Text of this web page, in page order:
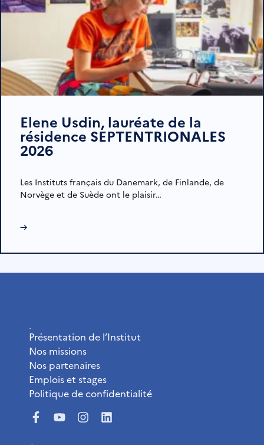
Elene Usdin, lauréate de la
résidence SEPTENTRIONALES
2026
Les Instituts français du Danemark, de Finlande, de
Norvège et de Suède ont le plaisir…
→
Présentation de l’Institut
Nos missions
Nos partenaires
Emplois et stages
Politique de confidentialité